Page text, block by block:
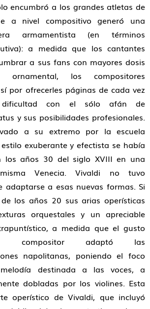
encumbró a los grandes atletas de
a nivel compositivo generó una
armamentista (en términos
a medida que los cantantes
a sus fans con mayores dosis
ornamental, los compositores
por ofrecerles páginas de cada vez
dificultad con el sólo afán de
y sus posibilidades profesionales.
a su extremo por la escuela
exuberante y efectista se había
los años 30 del siglo XVIII en una
Venecia. Vivaldi no tuvo
adaptarse a esas nuevas formas. Si
los años 20 sus arias operísticas
orquestales y un apreciable
a medida que el gusto
compositor adaptó las
napolitanas, poniendo el foco
destinada a las voces, a
dobladas por los violines. Esta
operístico de Vivaldi, que incluyó